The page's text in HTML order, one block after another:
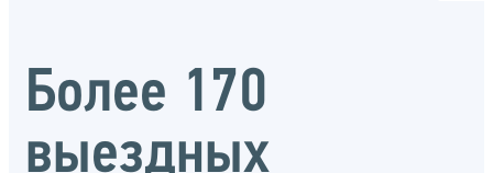
Более 170
выездных